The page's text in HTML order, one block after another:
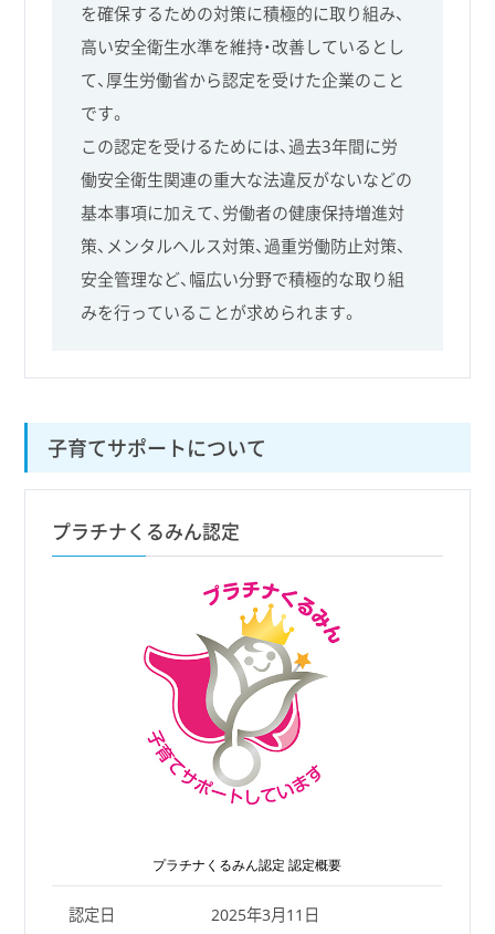
を確保するための対策に積極的に取り組み、
高い安全衛生水準を維持・改善しているとし
て、厚生労働省から認定を受けた企業のこと
です。
この認定を受けるためには、過去3年間に労
働安全衛生関連の重大な法違反がないなどの
基本事項に加えて、労働者の健康保持増進対
策、メンタルヘルス対策、過重労働防止対策、
安全管理など、幅広い分野で積極的な取り組
みを行っていることが求められます。
子育てサポートについて
プラチナくるみん認定
プラチナくるみん認定 認定概要
認定日 2025年3月11日